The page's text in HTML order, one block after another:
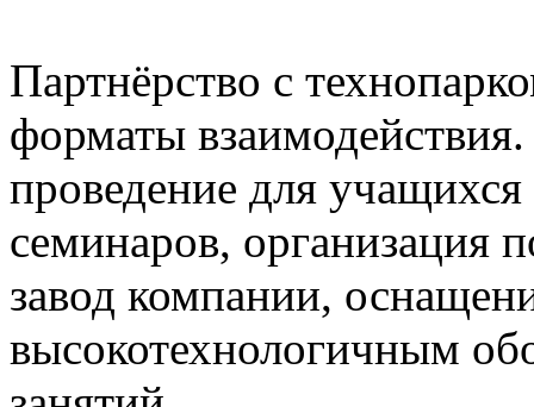
Партнёрство с
форматы
проведение для
семинаров, организация
завод компании,
высокотехнологичным